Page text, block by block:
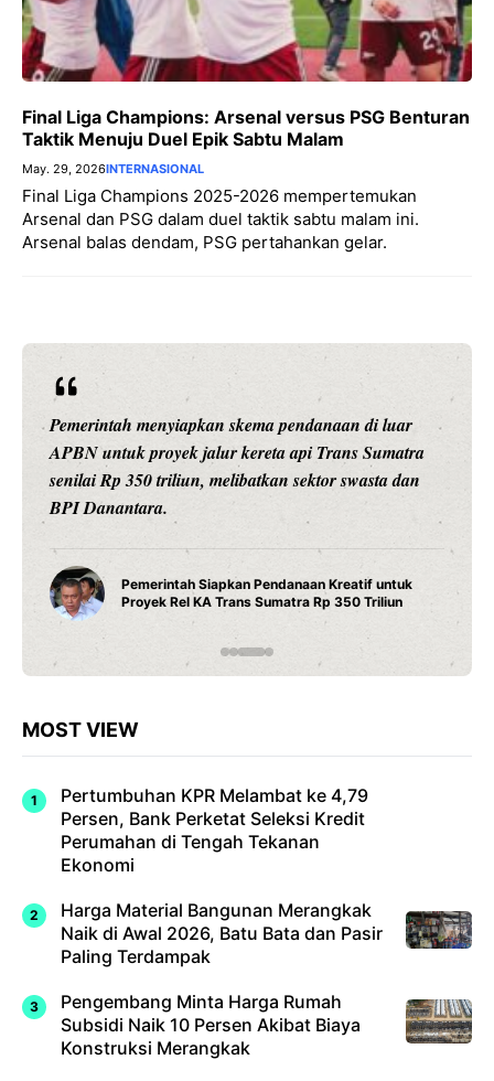
Final Liga Champions: Arsenal versus PSG Benturan
Taktik Menuju Duel Epik Sabtu Malam
May. 29, 2026INTERNASIONAL
Final Liga Champions 2025-2026 mempertemukan
Arsenal dan PSG dalam duel taktik sabtu malam ini.
Arsenal balas dendam, PSG pertahankan gelar.
Pemerintah menyiapkan skema pendanaan di luar
APBN untuk proyek jalur kereta api Trans Sumatra
senilai Rp 350 triliun, melibatkan sektor swasta dan
BPI Danantara.
Pemerintah Siapkan Pendanaan Kreatif untuk
Proyek Rel KA Trans Sumatra Rp 350 Triliun
MOST VIEW
Pertumbuhan KPR Melambat ke 4,79
Persen, Bank Perketat Seleksi Kredit
Perumahan di Tengah Tekanan
Ekonomi
Harga Material Bangunan Merangkak
Naik di Awal 2026, Batu Bata dan Pasir
Paling Terdampak
Pengembang Minta Harga Rumah
Subsidi Naik 10 Persen Akibat Biaya
Konstruksi Merangkak